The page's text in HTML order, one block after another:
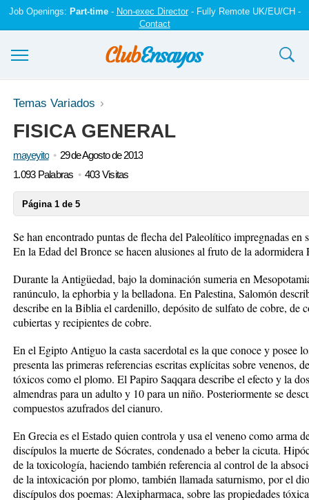
Job Openings: Part-time- Non-exec Director- Fully Remote UK/EU/CH -
Contact
Ensayos y trabajos
Registrarse
Iniciar sesión
Temas Variados
FISICA GENERAL
mayeyito
29 de Agosto de 2013
1.093 Palabras
403 Visitas
Página 1 de 5
Se han encontrado puntas de flecha del Paleolítico impregnadas en
En la Edad del Bronce se hacen alusiones al fruto de la adormidera
Durante la Antigüedad, bajo la dominación sumeria en
ranúnculo, la ephorbia y la belladona. En Palestina, Salomón
describe en la Biblia el cardenillo, depósito de sulfato de cobre, de
cubiertas y recipientes de cobre.
En el Egipto Antiguo la casta sacerdotal es la que conoce y posee
presenta las primeras referencias escritas explícitas sobre venenos,
tóxicos como el plomo. El Papiro Saqqara describe el efecto y la
almendras para un adulto y 10 para un niño. Posteriormente se
compuestos azufrados del cianuro.
En Grecia es el Estado quien controla y usa el veneno como arma
discípulos la muerte de Sócrates, condenado a beber la cicuta.
de la toxicología, haciendo también referencia al control de la
de la intoxicación por plomo, también llamada saturnismo, por el
discípulos dos poemas: Alexipharmaca, sobre las propiedades